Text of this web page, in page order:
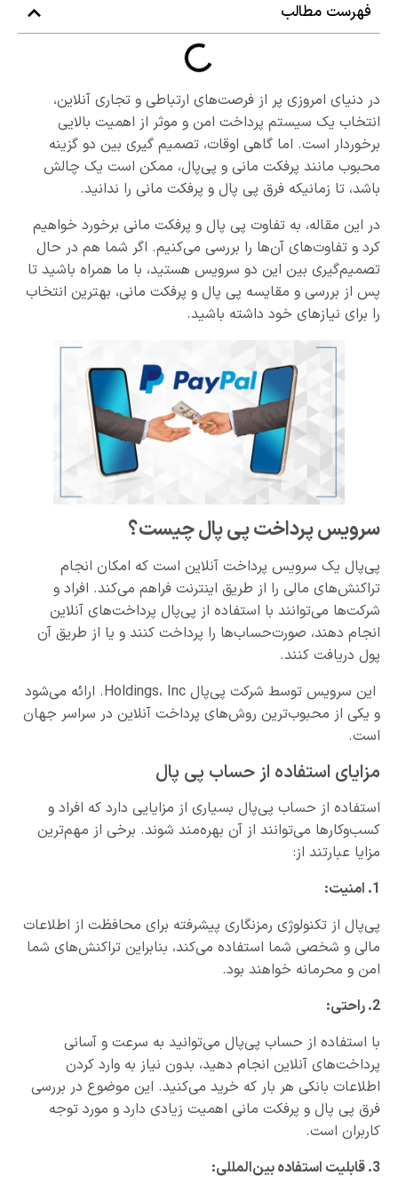
فهرست مطالب
در دنیای امروزی پر از فرصت‌های ارتباطی و تجاری آنلاین،
انتخاب یک سیستم پرداخت امن و موثر از اهمیت بالایی
برخوردار است. اما گاهی اوقات، تصمیم گیری بین دو گزینه
محبوب مانند پرفکت مانی و پی‌پال، ممکن است یک چالش
باشد، تا زمانیکه فرق پی پال و پرفکت مانی را ندانید.
در این مقاله، به تفاوت پی پال و پرفکت مانی برخورد خواهیم
کرد و تفاوت‌های آن‌ها را بررسی می‌کنیم. اگر شما هم در حال
تصمیم‌گیری بین این دو سرویس هستید، با ما همراه باشید تا
پس از بررسی و مقایسه پی پال و پرفکت مانی، بهترین انتخاب
را برای نیازهای خود داشته باشید.
سرویس پرداخت پی پال چیست؟
پی‌پال یک سرویس پرداخت آنلاین است که امکان انجام
تراکنش‌های مالی را از طریق اینترنت فراهم می‌کند. افراد و
شرکت‌ها می‌توانند با استفاده از پی‌پال پرداخت‌های آنلاین
انجام دهند، صورت‌حساب‌ها را پرداخت کنند و یا از طریق آن
پول دریافت کنند.
این سرویس توسط شرکت پی‌پال Holdings، Inc. ارائه می‌شود
و یکی از محبوب‌ترین روش‌های پرداخت آنلاین در سراسر جهان
است.
مزایای استفاده از حساب پی پال
استفاده از حساب پی‌پال بسیاری از مزایایی دارد که افراد و
کسب‌وکارها می‌توانند از آن بهره‌مند شوند. برخی از مهم‌ترین
مزایا عبارتند از:
1. امنیت:
پی‌پال از تکنولوژی رمزنگاری پیشرفته برای محافظت از اطلاعات
مالی و شخصی شما استفاده می‌کند، بنابراین تراکنش‌های شما
امن و محرمانه خواهند بود.
2. راحتی:
با استفاده از حساب پی‌پال می‌توانید به سرعت و آسانی
پرداخت‌های آنلاین انجام دهید، بدون نیاز به وارد کردن
اطلاعات بانکی هر بار که خرید می‌کنید. این موضوع در بررسی
فرق پی پال و پرفکت مانی اهمیت زیادی دارد و مورد توجه
کاربران است.
3. قابلیت استفاده بین‌المللی: